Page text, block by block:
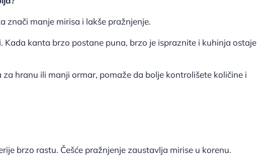
znači manje mirisa i lakše pražnjenje.
Kada kanta brzo postane puna, brzo je ispraznite i kuhinja ostaje
hranu ili manji ormar, pomaže da bolje kontrolišete količine i
brzo rastu. Češće pražnjenje zaustavlja mirise u korenu.